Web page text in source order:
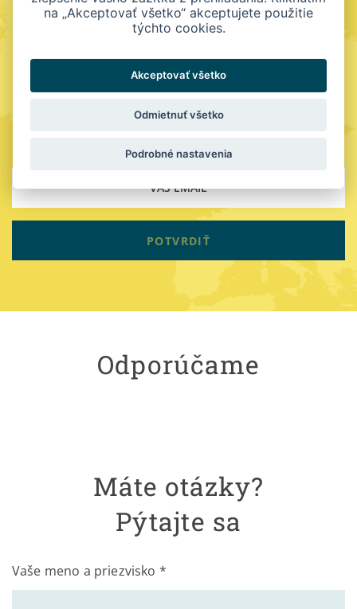
Novinky do mailu
Odoslaním vašej e-mailovej adresy sa prihlásite k
odberu nášho informačného newslettera. Neprídete
POTVRDIŤ
Odporúčame
Máte otázky?
Pýtajte sa
Vaše meno a priezvisko *
na „Akceptovať všetko“ akceptujete použitie
týchto cookies.
Akceptovať všetko
Odmietnuť všetko
Podrobné nastavenia